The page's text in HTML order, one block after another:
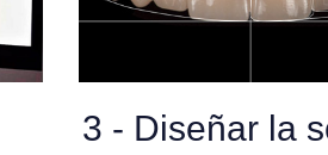
3 - Diseñar la